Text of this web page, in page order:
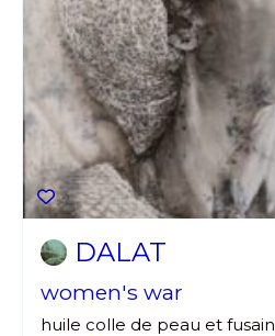
DALAT
women's war
huile colle de peau et fusain